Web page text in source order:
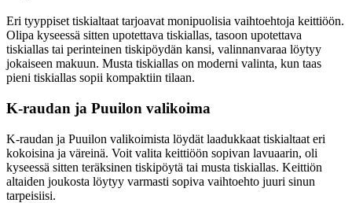
Eri tyyppiset tiskialtaat tarjoavat monipuolisia vaihtoehtoja keittiöön.
Olipa kyseessä sitten upotettava tiskiallas, tasoon upotettava
tiskiallas tai perinteinen tiskipöydän kansi, valinnanvaraa löytyy
jokaiseen makuun. Musta tiskiallas on moderni valinta, kun taas
pieni tiskiallas sopii kompaktiin tilaan.
K-raudan ja Puuilon valikoima
K-raudan ja Puuilon valikoimista löydät laadukkaat tiskialtaat eri
kokoisina ja väreinä. Voit valita keittiöön sopivan lavuaarin, oli
kyseessä sitten teräksinen tiskipöytä tai musta tiskiallas. Keittiön
altaiden joukosta löytyy varmasti sopiva vaihtoehto juuri sinun
tarpeisiisi.